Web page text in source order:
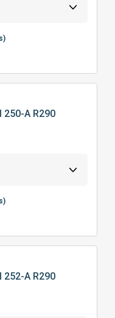
250-A R290
252-A R290